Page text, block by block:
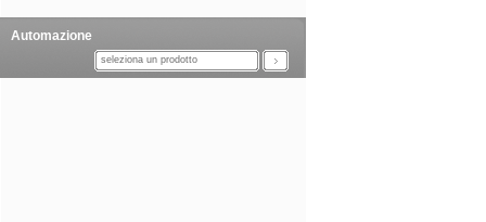
Automazione
seleziona un prodotto